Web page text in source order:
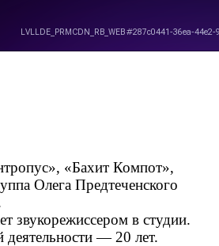
«Бахит Компот»,
Олега Предтеченского
звукорежиссером в студии.
деятельности — 20 лет.